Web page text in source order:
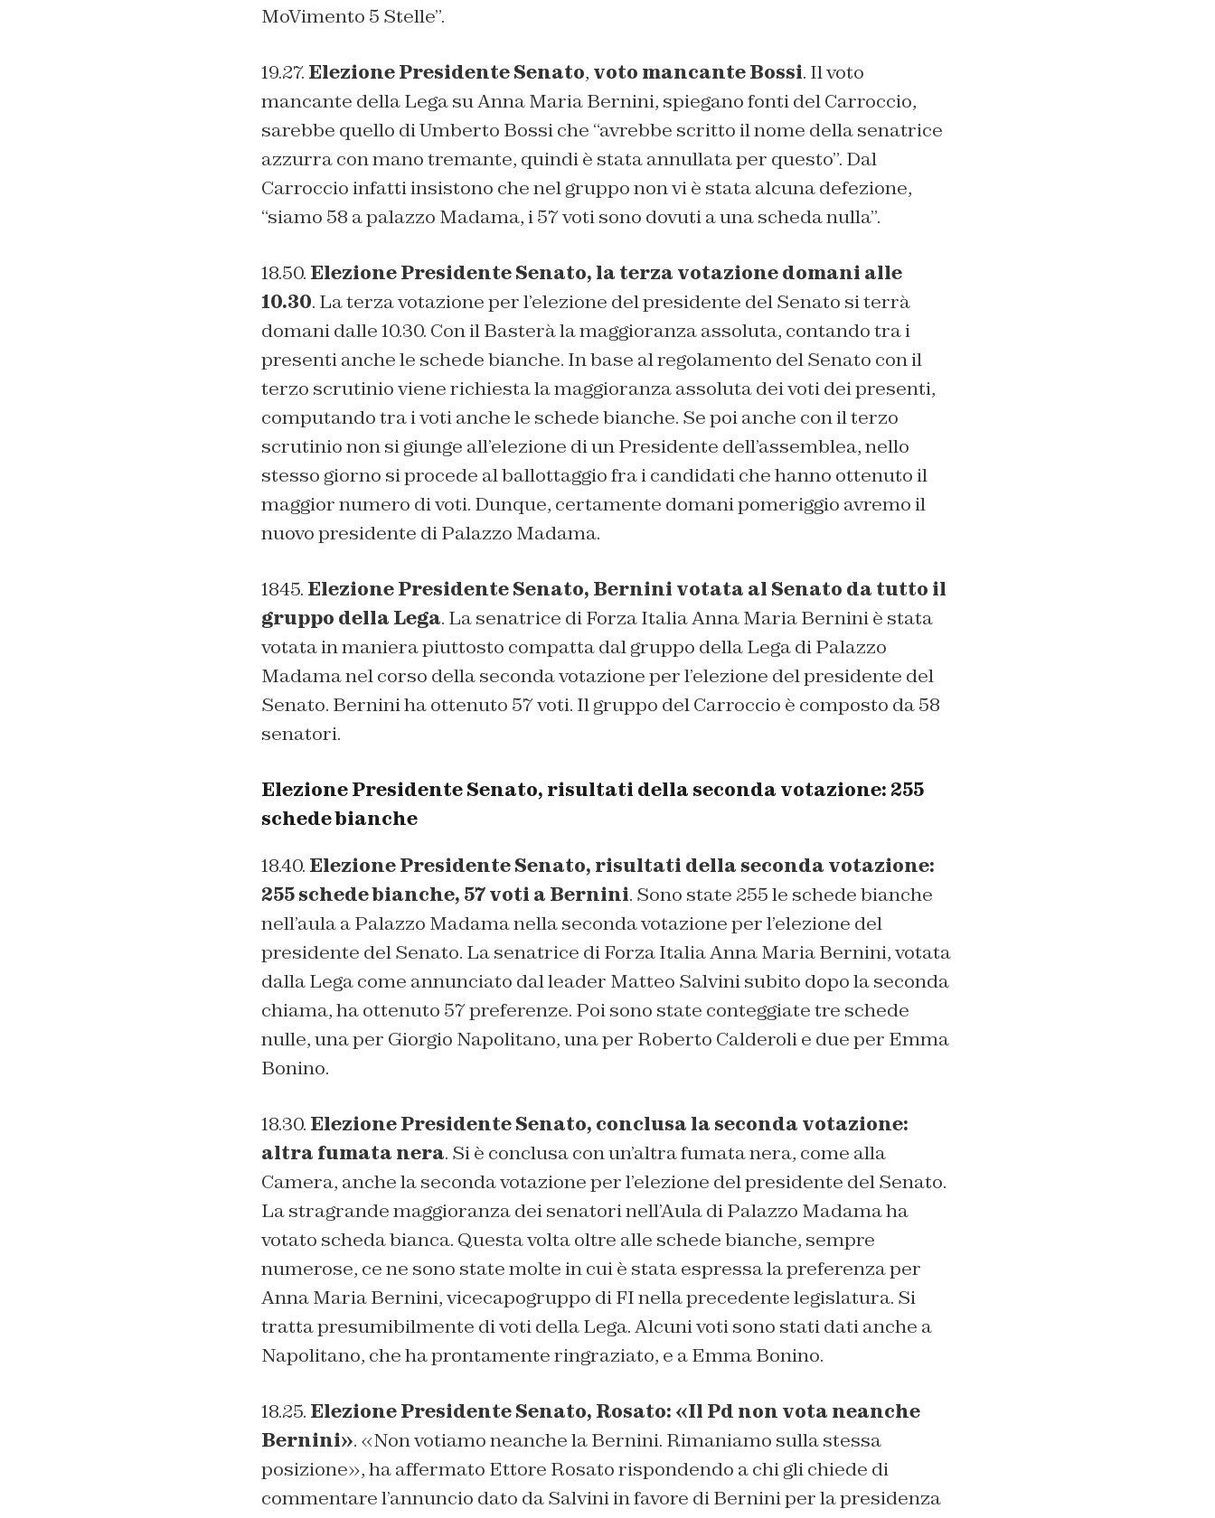
MoVimento 5 Stelle”.
19.27. Elezione Presidente Senato, voto mancante Bossi. Il voto
mancante della Lega su Anna Maria Bernini, spiegano fonti del Carroccio,
sarebbe quello di Umberto Bossi che “avrebbe scritto il nome della senatrice
azzurra con mano tremante, quindi è stata annullata per questo”. Dal
Carroccio infatti insistono che nel gruppo non vi è stata alcuna defezione,
“siamo 58 a palazzo Madama, i 57 voti sono dovuti a una scheda nulla”.
18.50. Elezione Presidente Senato, la terza votazione domani alle
10.30. La terza votazione per l’elezione del presidente del Senato si terrà
domani dalle 10.30. Con il Basterà la maggioranza assoluta, contando tra i
presenti anche le schede bianche. In base al regolamento del Senato con il
terzo scrutinio viene richiesta la maggioranza assoluta dei voti dei presenti,
computando tra i voti anche le schede bianche. Se poi anche con il terzo
scrutinio non si giunge all’elezione di un Presidente dell’assemblea, nello
stesso giorno si procede al ballottaggio fra i candidati che hanno ottenuto il
maggior numero di voti. Dunque, certamente domani pomeriggio avremo il
nuovo presidente di Palazzo Madama.
1845. Elezione Presidente Senato, Bernini votata al Senato da tutto il
gruppo della Lega. La senatrice di Forza Italia Anna Maria Bernini è stata
votata in maniera piuttosto compatta dal gruppo della Lega di Palazzo
Madama nel corso della seconda votazione per l’elezione del presidente del
Senato. Bernini ha ottenuto 57 voti. Il gruppo del Carroccio è composto da 58
senatori.
Elezione Presidente Senato, risultati della seconda votazione: 255
schede bianche
18.40. Elezione Presidente Senato, risultati della seconda votazione:
255 schede bianche, 57 voti a Bernini. Sono state 255 le schede bianche
nell’aula a Palazzo Madama nella seconda votazione per l’elezione del
presidente del Senato. La senatrice di Forza Italia Anna Maria Bernini, votata
dalla Lega come annunciato dal leader Matteo Salvini subito dopo la seconda
chiama, ha ottenuto 57 preferenze. Poi sono state conteggiate tre schede
nulle, una per Giorgio Napolitano, una per Roberto Calderoli e due per Emma
Bonino.
18.30. Elezione Presidente Senato, conclusa la seconda votazione:
altra fumata nera. Si è conclusa con un’altra fumata nera, come alla
Camera, anche la seconda votazione per l’elezione del presidente del Senato.
La stragrande maggioranza dei senatori nell’Aula di Palazzo Madama ha
votato scheda bianca. Questa volta oltre alle schede bianche, sempre
numerose, ce ne sono state molte in cui è stata espressa la preferenza per
Anna Maria Bernini, vicecapogruppo di FI nella precedente legislatura. Si
tratta presumibilmente di voti della Lega. Alcuni voti sono stati dati anche a
Napolitano, che ha prontamente ringraziato, e a Emma Bonino.
18.25. Elezione Presidente Senato, Rosato: «Il Pd non vota neanche
Bernini». «Non votiamo neanche la Bernini. Rimaniamo sulla stessa
posizione», ha affermato Ettore Rosato rispondendo a chi gli chiede di
commentare l’annuncio dato da Salvini in favore di Bernini per la presidenza